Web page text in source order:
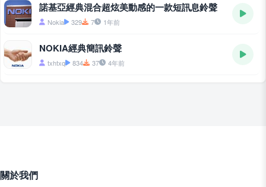
諾基亞經典混合超炫美動感的一款短訊息鈴聲
Nokia 329 7 1年前
NOKIA經典簡訊鈴聲
txhtxq 834 37 4年前
關於我們